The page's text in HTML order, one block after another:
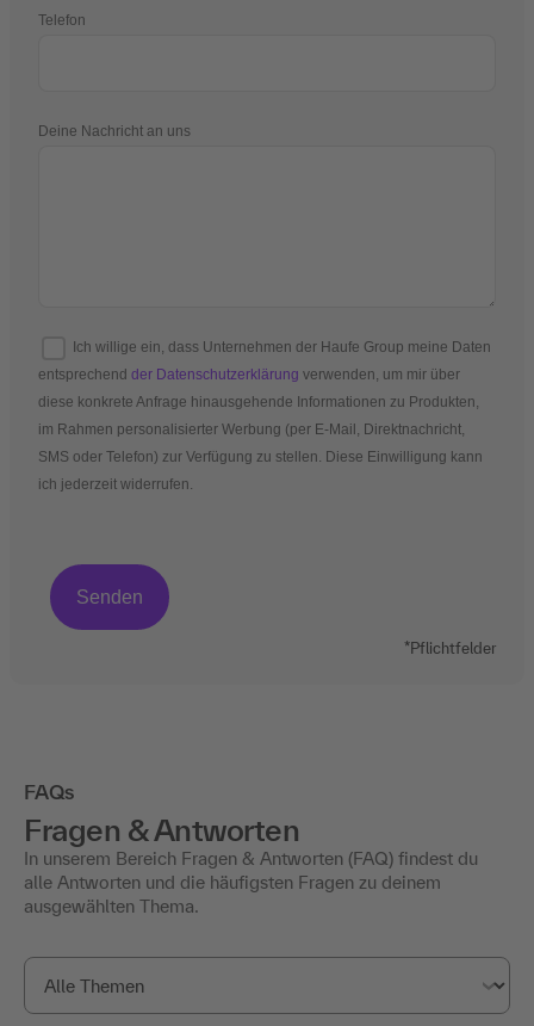
Telefon
Deine Nachricht an uns
Ich willige ein, dass Unternehmen der Haufe Group meine Daten
entsprechend der Datenschutzerklärung verwenden, um mir über
diese konkrete Anfrage hinausgehende Informationen zu Produkten,
im Rahmen personalisierter Werbung (per E-Mail, Direktnachricht,
SMS oder Telefon) zur Verfügung zu stellen. Diese Einwilligung kann
ich jederzeit widerrufen.
*Pflichtfelder
FAQs
Fragen & Antworten
In unserem Bereich Fragen & Antworten (FAQ) findest du
alle Antworten und die häufigsten Fragen zu deinem
ausgewählten Thema.